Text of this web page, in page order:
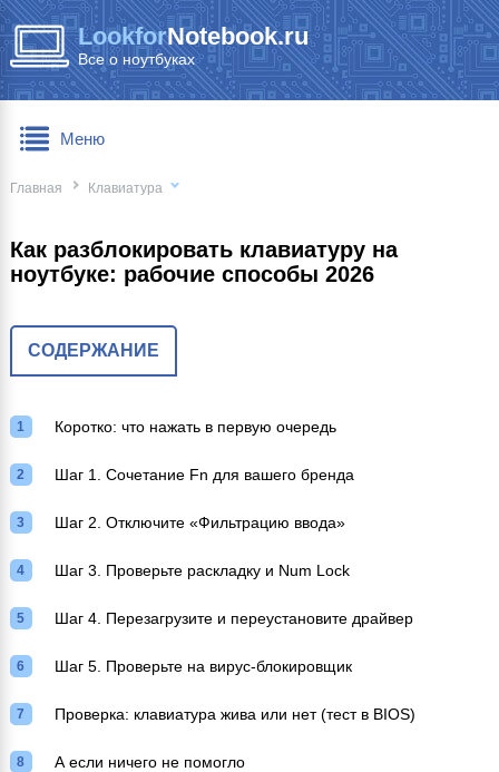
LookforNotebook.ru
Все о ноутбуках
Главная Клавиатура
Как разблокировать клавиатуру на
ноутбуке: рабочие способы 2026
СОДЕРЖАНИЕ
Коротко: что нажать в первую очередь
Шаг 1. Сочетание Fn для вашего бренда
Шаг 2. Отключите «Фильтрацию ввода»
Шаг 3. Проверьте раскладку и Num Lock
Шаг 4. Перезагрузите и переустановите драйвер
Шаг 5. Проверьте на вирус-блокировщик
Проверка: клавиатура жива или нет (тест в BIOS)
А если ничего не помогло
Меню